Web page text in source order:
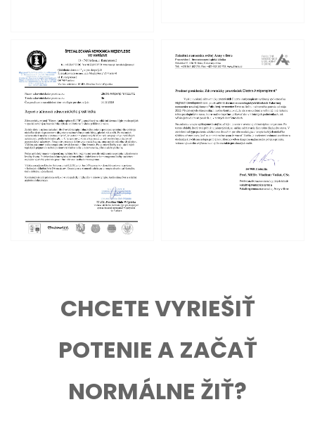
CHCETE VYRIEŠIŤ
POTENIE A ZAČAŤ
NORMÁLNE ŽIŤ?